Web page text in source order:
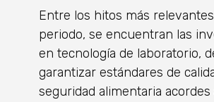
Entre los hitos más
periodo, se encuentran las
en tecnología de laboratorio,
garantizar estándares de
seguridad alimentaria acordes